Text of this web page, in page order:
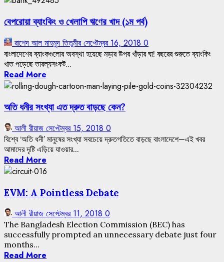
বেপরোয়া ব্যাংকিং ও খেলাপি ঋণের খাদ (১ম পর্ব)
রাশেদ আল মাহমুদ তিতুমীরসেপ্টেম্বর 16, 2018 0
বাংলাদেশের ব্যাংকগুলোর অবস্থা হয়েছে মড়ার উপর খাঁড়ার ঘা! বছরের শুরুতে ব্যাংকিং
খাত পড়েছে তারল্যসংকট...
Read More
অতি ধনীর সংখ্যা এত দ্রুত বাড়ছে কেন?
আলী রীয়াজ সেপ্টেম্বর 15, 2018 0
বিশ্বে ‘অতি ধনী’ মানুষের সংখ্যা সবচেয়ে দ্রুতগতিতে বাড়ছে বাংলাদেশে—এই খবর
আমাদের দৃষ্টি এড়িয়ে যাওয়ার...
Read More
EVM: A Pointless Debate
আলী রীয়াজ সেপ্টেম্বর 11, 2018 0
The Bangladesh Election Commission (BEC) has
successfully prompted an unnecessary debate just four
months...
Read More